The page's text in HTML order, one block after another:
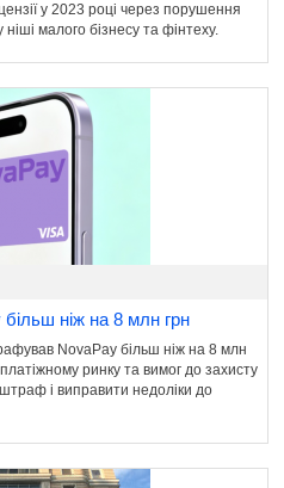
у 2023 році через порушення
малого бізнесу та фінтеху.
ніж на 8 млн грн
NovaPay більш ніж на 8 млн
ринку та вимог до захисту
і виправити недоліки до